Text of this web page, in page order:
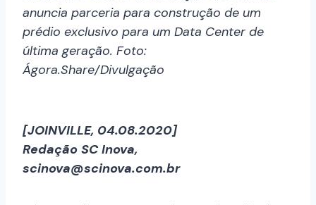
anuncia parceria para construção de um
prédio exclusivo para um Data Center de
última geração. Foto:
Ágora.Share/Divulgação
[JOINVILLE, 04.08.2020]
Redação SC Inova,
scinova@scinova.com.br